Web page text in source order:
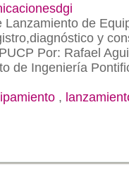
Lanzamiento de
y
Por: Rafael
de Ingeniería
,